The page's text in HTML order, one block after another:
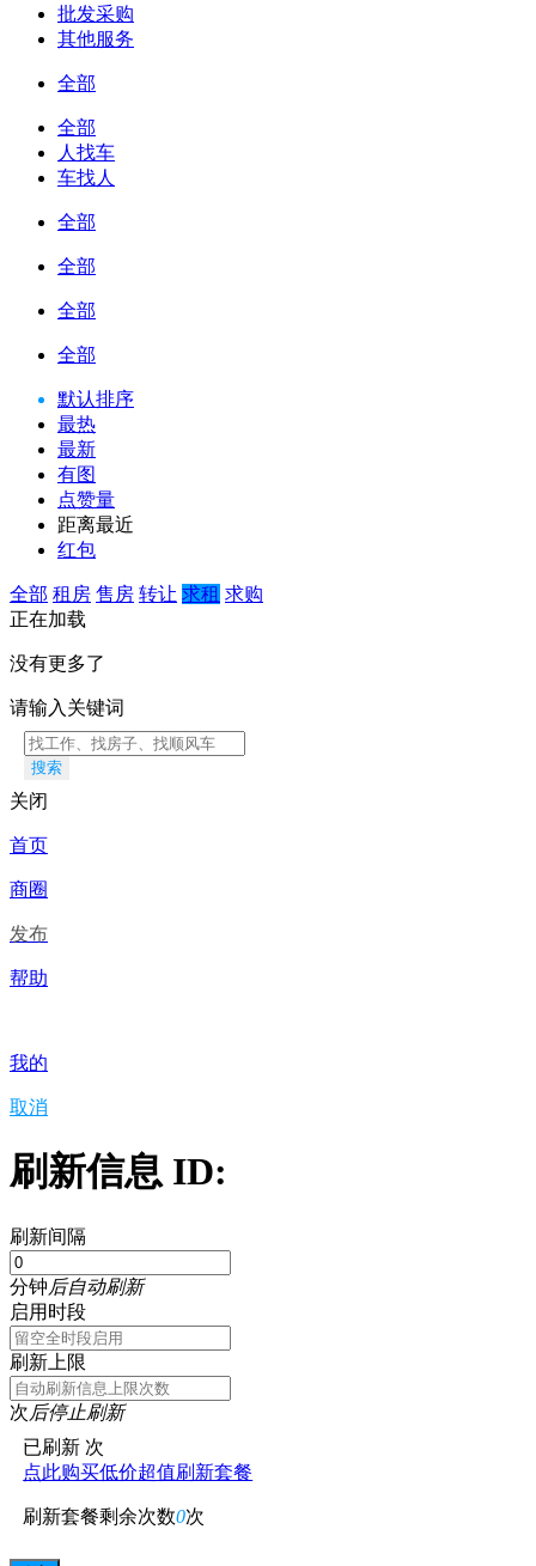
批发采购
其他服务
全部
全部
人找车
车找人
全部
全部
全部
全部
默认排序
最热
最新
有图
点赞量
距离最近
红包
全部 租房 售房 转让 求租 求购
正在加载
没有更多了
请输入关键词
搜索
关闭
首页
商圈
发布
帮助
我的
取消
刷新信息 ID:
刷新间隔
分钟后自动刷新
启用时段
刷新上限
次后停止刷新
已刷新 次
点此购买低价超值刷新套餐
刷新套餐剩余次数0次